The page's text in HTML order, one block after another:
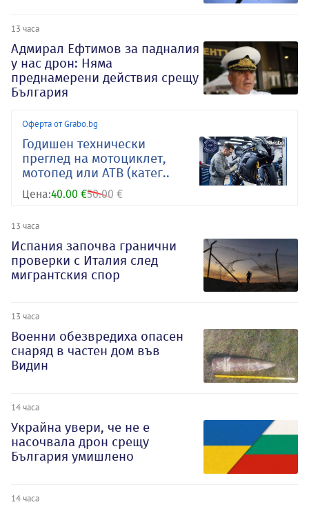
13 часа
Адмирал Ефтимов за падналия
у нас дрон: Няма
преднамерени действия срещу
България
Оферта от Grabo.bg
Годишен технически
преглед на мотоциклет,
мотопед или АТВ (катег..
Цена:40.00 €50.00 €
13 часа
Испания започва гранични
проверки с Италия след
мигрантския спор
13 часа
Военни обезвредиха опасен
снаряд в частен дом във
Видин
14 часа
Украйна увери, че не е
насочвала дрон срещу
България умишлено
14 часа